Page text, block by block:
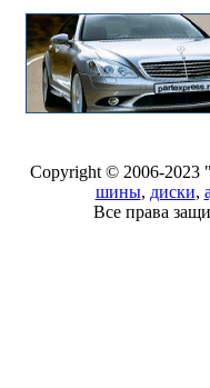
Copyright © 2006-2023 "
шины, диски,
Все права